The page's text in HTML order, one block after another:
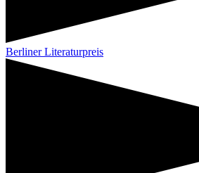
Berliner Literaturpreis